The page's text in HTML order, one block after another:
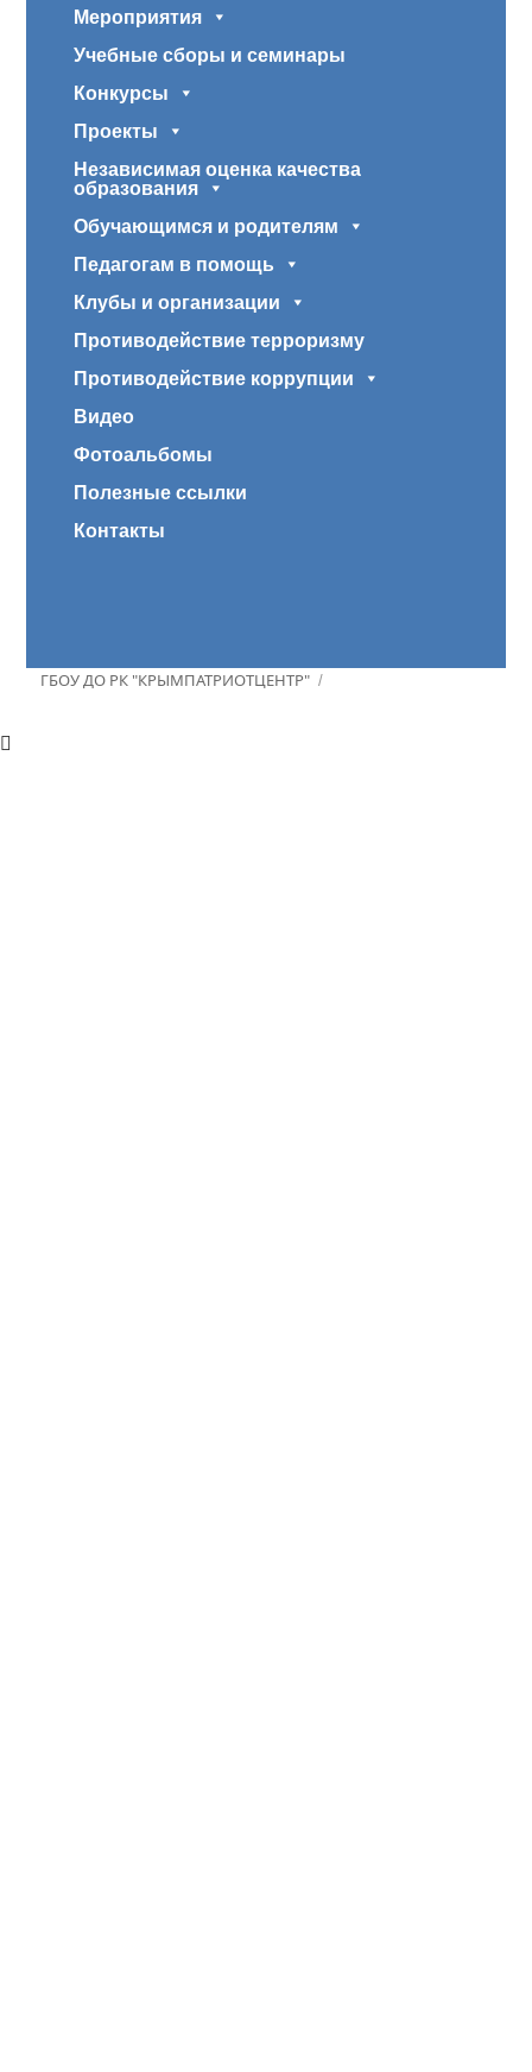
Мероприятия
Учебные сборы и семинары
Конкурсы
Проекты
Независимая оценка качества
образования
Обучающимся и родителям
Педагогам в помощь
Клубы и организации
Противодействие терроризму
Противодействие коррупции
Видео
Фотоальбомы
Полезные ссылки
Контакты
ГБОУ ДО РК "КРЫМПАТРИОТЦЕНТР"